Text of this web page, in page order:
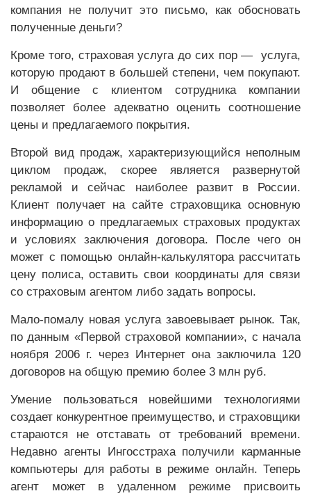
компания не получит это письмо, как обосновать
полученные деньги?
Кроме того, страховая услуга до сих пор — услуга,
которую продают в большей степени, чем покупают.
И общение с клиентом сотрудника компании
позволяет более адекватно оценить соотношение
цены и предлагаемого покрытия.
Второй вид продаж, характеризующийся неполным
циклом продаж, скорее является развернутой
рекламой и сейчас наиболее развит в России.
Клиент получает на сайте страховщика основную
информацию о предлагаемых страховых продуктах
и условиях заключения договора. После чего он
может с помощью онлайн-калькулятора рассчитать
цену полиса, оставить свои координаты для связи
со страховым агентом либо задать вопросы.
Мало-помалу новая услуга завоевывает рынок. Так,
по данным «Первой страховой компании», с начала
ноября 2006 г. через Интернет она заключила 120
договоров на общую премию более 3 млн руб.
Умение пользоваться новейшими технологиями
создает конкурентное преимущество, и страховщики
стараются не отставать от требований времени.
Недавно агенты Ингосстраха получили карманные
компьютеры для работы в режиме онлайн. Теперь
агент может в удаленном режиме присвоить